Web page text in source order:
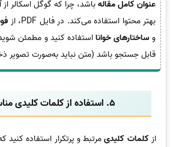
عنوان کامل مقالهباشد، چرا که گوگل اسکالر
بهتر محتوا استفاده می‌کند. در فایل PDF، از
وساختارهای خوانااستفاده کنید و مطمئن
قابل جستجو باشد (متن نباید به‌صورت تصویر
5. استفاده از کلمات کلیدی مناسب
از کلمات کلیدیمرتبط و پرتکرار استفاده